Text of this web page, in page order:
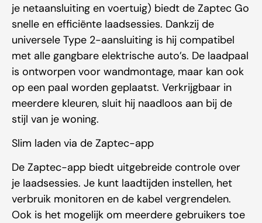
je netaansluiting en voertuig) biedt de Zaptec Go
snelle en efficiënte laadsessies. Dankzij de
universele Type 2-aansluiting is hij compatibel
met alle gangbare elektrische auto’s. De laadpaal
is ontworpen voor wandmontage, maar kan ook
op een paal worden geplaatst. Verkrijgbaar in
meerdere kleuren, sluit hij naadloos aan bij de
stijl van je woning.
Slim laden via de Zaptec-app
De Zaptec-app biedt uitgebreide controle over
je laadsessies. Je kunt laadtijden instellen, het
verbruik monitoren en de kabel vergrendelen.
Ook is het mogelijk om meerdere gebruikers toe